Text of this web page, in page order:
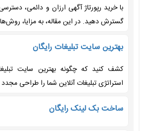
با خرید رپورتاژ آگهی ارزان و دائمی،
گسترش دهید. در این مقاله، به مزایا،
بهترین سایت تبلیغات رایگان
کشف کنید که چگونه بهترین سایت
استراتژی تبلیغات آنلاین شما را طراحی مجدد
ساخت بک لینک رایگان